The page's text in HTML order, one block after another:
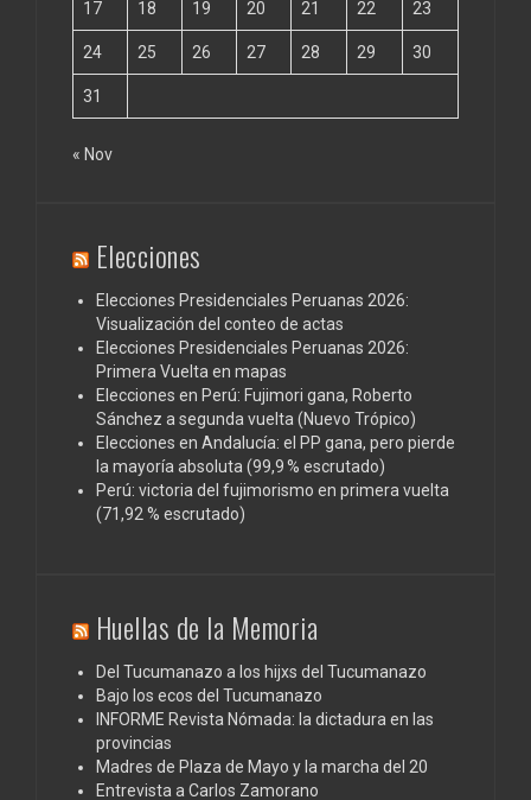
17 18 19 20 21 22 23
24 25 26 27 28 29 30
31
« Nov
Elecciones
Elecciones Presidenciales Peruanas 2026:
Visualización del conteo de actas
Elecciones Presidenciales Peruanas 2026:
Primera Vuelta en mapas
Elecciones en Perú: Fujimori gana, Roberto
Sánchez a segunda vuelta (Nuevo Trópico)
Elecciones en Andalucía: el PP gana, pero pierde
la mayoría absoluta (99,9 % escrutado)
Perú: victoria del fujimorismo en primera vuelta
(71,92 % escrutado)
Huellas de la Memoria
Del Tucumanazo a los hijxs del Tucumanazo
Bajo los ecos del Tucumanazo
INFORME Revista Nómada: la dictadura en las
provincias
Madres de Plaza de Mayo y la marcha del 20
Entrevista a Carlos Zamorano